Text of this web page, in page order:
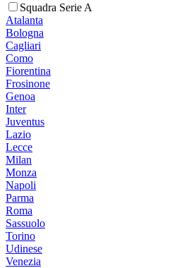
Squadra Serie A
Atalanta
Bologna
Cagliari
Como
Fiorentina
Frosinone
Genoa
Inter
Juventus
Lazio
Lecce
Milan
Monza
Napoli
Parma
Roma
Sassuolo
Torino
Udinese
Venezia